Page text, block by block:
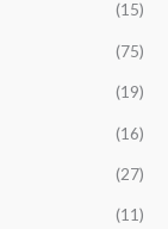
(15)
(75)
(19)
(16)
(27)
(11)